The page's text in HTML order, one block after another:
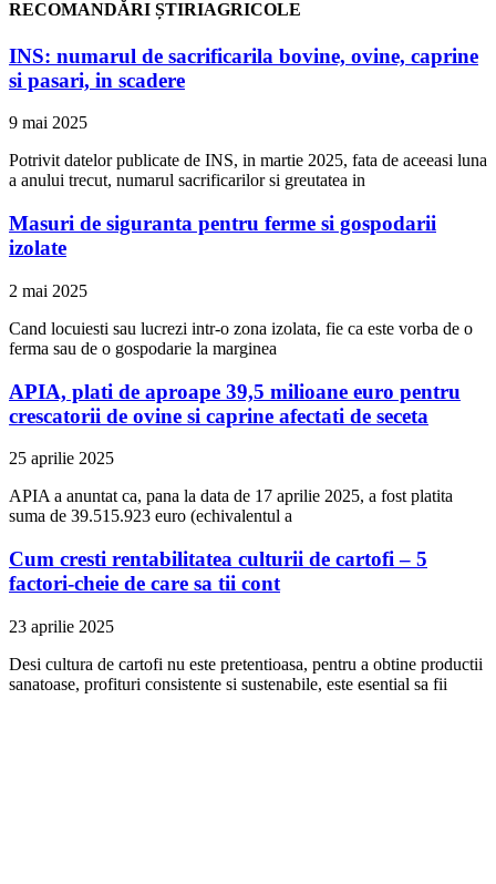
RECOMANDĂRI ȘTIRIAGRICOLE
INS: numarul de sacrificarila bovine, ovine, caprine
si pasari, in scadere
9 mai 2025
Potrivit datelor publicate de INS, in martie 2025, fata de aceeasi luna
a anului trecut, numarul sacrificarilor si greutatea in
Masuri de siguranta pentru ferme si gospodarii
izolate
2 mai 2025
Cand locuiesti sau lucrezi intr-o zona izolata, fie ca este vorba de o
ferma sau de o gospodarie la marginea
APIA, plati de aproape 39,5 milioane euro pentru
crescatorii de ovine si caprine afectati de seceta
25 aprilie 2025
APIA a anuntat ca, pana la data de 17 aprilie 2025, a fost platita
suma de 39.515.923 euro (echivalentul a
Cum cresti rentabilitatea culturii de cartofi – 5
factori-cheie de care sa tii cont
23 aprilie 2025
Desi cultura de cartofi nu este pretentioasa, pentru a obtine productii
sanatoase, profituri consistente si sustenabile, este esential sa fii